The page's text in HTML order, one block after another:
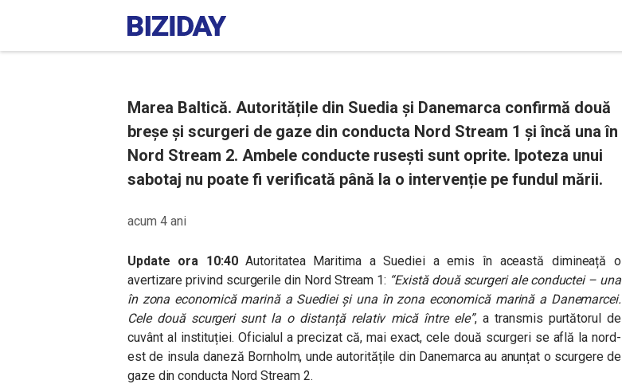
Marea Baltică. Autoritățile din Suedia și Danemarca confirmă două
breșe și scurgeri de gaze din conducta Nord Stream 1 și încă una în
Nord Stream 2. Ambele conducte rusești sunt oprite. Ipoteza unui
sabotaj nu poate fi verificată până la o intervenție pe fundul mării.
acum 4 ani
Update ora 10:40Autoritatea Maritima a Suediei a emis în această dimineață o
avertizare privind scurgerile din Nord Stream 1: “Există două scurgeri ale conductei – una
în zona economică marină a Suediei și una în zona economică marină a Danemarcei.
Cele două scurgeri sunt la o distanță relativ mică între ele”, a transmis purtătorul de
cuvânt al instituției. Oficialul a precizat că, mai exact, cele două scurgeri se află la nord-
est de insula daneză Bornholm, unde autoritățile din Danemarca au anunțat o scurgere de
gaze din conducta Nord Stream 2.